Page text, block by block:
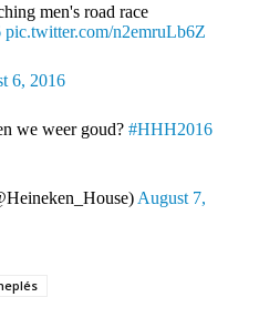
men's road race
pic.twitter.com/n2emruLb6Z
6, 2016
we weer goud? #HHH2016
August 7,